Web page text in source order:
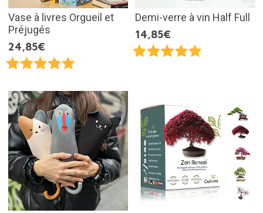
Vase à livres Orgueil et
Préjugés
24,85€
Demi-verre à vin Half Full
14,85€